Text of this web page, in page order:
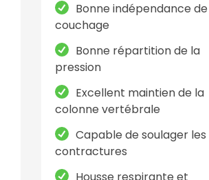
Bonne indépendance de
couchage
Bonne répartition de la
pression
Excellent maintien de la
colonne vertébrale
Capable de soulager les
contractures